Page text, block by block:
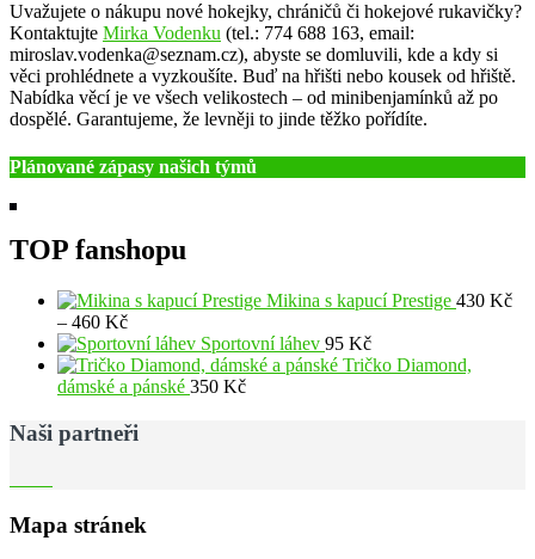
Uvažujete o nákupu nové hokejky, chráničů či hokejové rukavičky?
Kontaktujte Mirka Vodenku (tel.: 774 688 163, email:
miroslav.vodenka@seznam.cz), abyste se domluvili, kde a kdy si
věci prohlédnete a vyzkoušíte. Buď na hřišti nebo kousek od hřiště.
Nabídka věcí je ve všech velikostech – od minibenjamínků až po
dospělé. Garantujeme, že levněji to jinde těžko pořídíte.
Plánované zápasy našich týmů
TOP fanshopu
Mikina s kapucí Prestige 430 Kč
– 460 KčRozpětí
cen:
430 Kč
až
Sportovní láhev 95 Kč
Tričko Diamond,
dámské a pánské 350 Kč
Naši partneři
Mapa stránek